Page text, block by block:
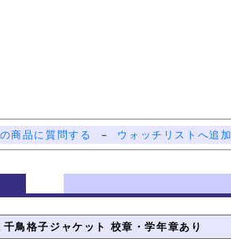
商品に質問する － ウォッチリストへ追加
鳥格子ジャケット 校章・学年章あり